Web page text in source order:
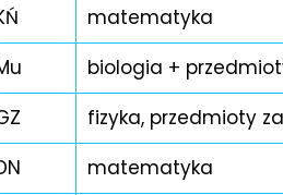
matematyka
biologia +
fizyka, przedmioty
matematyka